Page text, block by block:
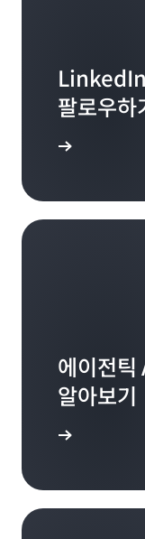
LinkedIn
팔로우하
에이전틱
알아보기